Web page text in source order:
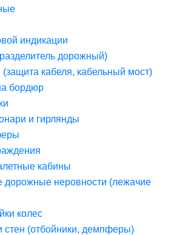
индикации
дорожный)
кабеля, кабельный мост)
бордюр
и гирлянды
кабины
дорожные неровности (лежачие
колес
стен (отбойники, демпферы)